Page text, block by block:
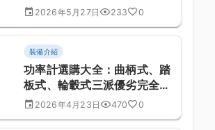
2026年5月27日 233 0
裝備介紹
功率計選購大全：曲柄式、踏
板式、輪轂式三派優劣完全解
析 2026年4月23日 470 0